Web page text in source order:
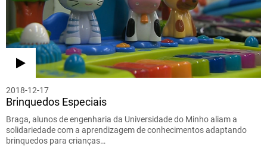
2018-12-17
Brinquedos Especiais
Braga, alunos de engenharia da Universidade do Minho aliam a
solidariedade com a aprendizagem de conhecimentos adaptando
brinquedos para crianças…